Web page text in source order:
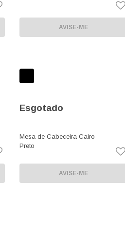
AVISE-ME
Esgotado
Mesa de Cabeceira Cairo
Preto
AVISE-ME